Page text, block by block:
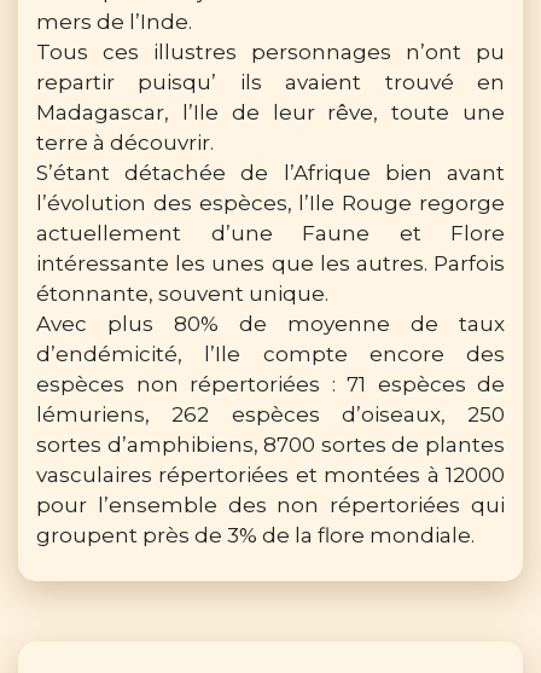
mers de l’Inde.
Tous ces illustres personnages n’ont pu
repartir puisqu’ ils avaient trouvé en
Madagascar, l’Ile de leur rêve, toute une
terre à découvrir.
S’étant détachée de l’Afrique bien avant
l’évolution des espèces, l’Ile Rouge regorge
actuellement d’une Faune et Flore
intéressante les unes que les autres. Parfois
étonnante, souvent unique.
Avec plus 80% de moyenne de taux
d’endémicité, l’Ile compte encore des
espèces non répertoriées : 71 espèces de
lémuriens, 262 espèces d’oiseaux, 250
sortes d’amphibiens, 8700 sortes de plantes
vasculaires répertoriées et montées à 12000
pour l’ensemble des non répertoriées qui
groupent près de 3% de la flore mondiale.